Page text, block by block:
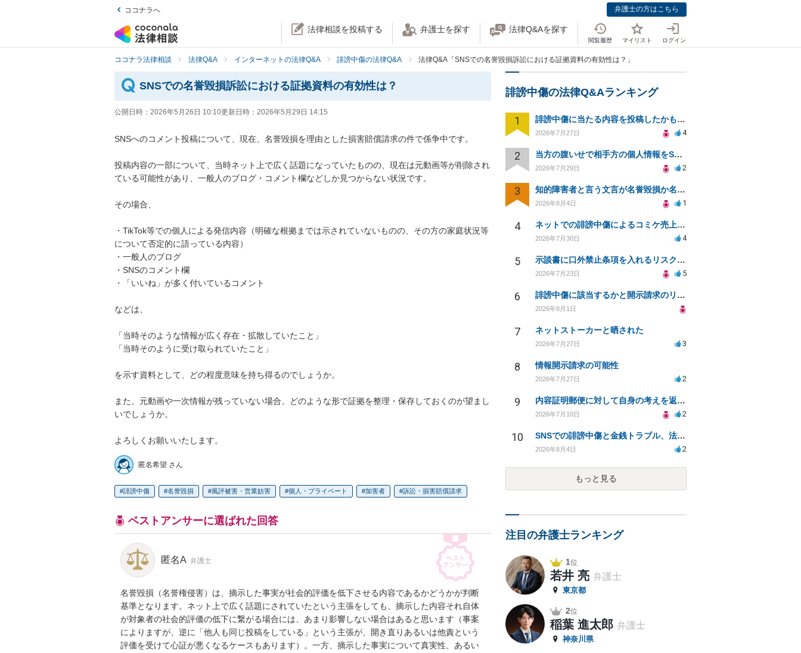
ココナラへ 弁護士の方はこちら
法律相談を投稿する 弁護士を探す 法律Q&Aを探す
閲覧履歴 マイリスト ログイン
ココナラ法律相談 法律Q&A インターネットの法律Q&A 誹謗中傷の法律Q&A 法律Q&A「SNSでの名誉毀損訴訟における証拠資料の有効性は？」
SNSでの名誉毀損訴訟における証拠資料の有効性は？
公開日時： 2026年5月26日 10:10更新日時： 2026年5月29日 14:15
SNSへのコメント投稿について、現在、名誉毀損を理由とした損害賠償請求の件で係争中です。
投稿内容の一部について、当時ネット上で広く話題になっていたものの、現在は元動画等が削除され
ている可能性があり、一般人のブログ・コメント欄などしか見つからない状況です。
その場合、
・TikTok等での個人による発信内容（明確な根拠までは示されていないものの、その方の家庭状況等
について否定的に語っている内容）
・一般人のブログ
・SNSのコメント欄
・「いいね」が多く付いているコメント
などは、
「当時そのような情報が広く存在・拡散していたこと」
「当時そのように受け取られていたこと」
を示す資料として、どの程度意味を持ち得るのでしょうか。
また、元動画や一次情報が残っていない場合、どのような形で証拠を整理・保存しておくのが望まし
いでしょうか。
よろしくお願いいたします。
匿名希望 さん
誹謗中傷 名誉毀損 風評被害・営業妨害 個人・プライベート 加害者 訴訟・損害賠償請求
ベストアンサーに選ばれた回答
匿名A 弁護士
名誉毀損（名誉権侵害）は、摘示した事実が社会的評価を低下させる内容であるかどうかが判断
基準となります。ネット上で広く話題にされていたという主張をしても、摘示した内容それ自体
が対象者の社会的評価の低下に繋がる場合には、あまり影響しない場合はあると思います（事案
によりますが、逆に「他人も同じ投稿をしている」という主張が、開き直りあるいは他責という
評価を受けて心証が悪くなるケースもあります）。一方、摘示した事実について真実性、あるい
誹謗中傷の法律Q&Aランキング
1 誹謗中傷に当たる内容を投稿したかもしれない。開示請求や民事刑事裁判に発展しうるのか教えて欲しい。
2026年7月27日 4
2 当方の腹いせで相手方の個人情報をSNSで晒してしまい名誉毀損させてしまったかもしれない
2026年7月29日 2
3 知的障害者と言う文言が名誉毀損か名誉感情の侵害になるか教えてほしい。
2026年8月4日 1
4 ネットでの誹謗中傷によるコミケ売上減少、損害賠償は可能か？
2026年7月30日 4
5 示談書に口外禁止条項を入れるリスクはありますか？
2026年7月23日 5
6 誹謗中傷に該当するかと開示請求のリスクを知りたい
2026年8月1日
7 ネットストーカーと晒された
2026年7月27日 3
8 情報開示請求の可能性
2026年7月27日 2
9 内容証明郵便に対して自身の考えを返答しなければなりませんか？
2026年7月10日 2
10 SNSでの誹謗中傷と金銭トラブル、法的対応の相談
2026年8月4日 2
もっと見る
注目の弁護士ランキング
1位
若井 亮 弁護士
東京都
2位
稲葉 進太郎 弁護士
神奈川県